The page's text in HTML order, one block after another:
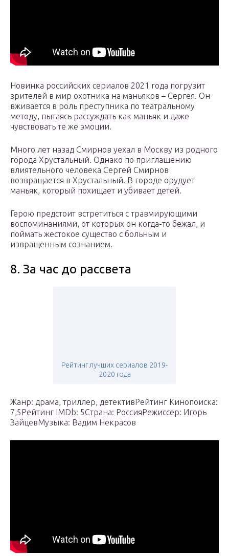
Новинка российских сериалов 2021 года погрузит
зрителей в мир охотника на маньяков – Сергея. Он
вживается в роль преступника по театральному
методу, пытаясь рассуждать как маньяк и даже
чувствовать те же эмоции.
Много лет назад Смирнов уехал в Москву из родного
города Хрустальный. Однако по приглашению
влиятельного человека Сергей Смирнов
возвращается в Хрустальный. В городе орудует
маньяк, который похищает и убивает детей.
Герою предстоит встретиться с травмирующими
воспоминаниями, от которых он когда-то бежал, и
поймать жестокое существо с больным и
извращенным сознанием.
8. За час до рассвета
Рейтинг лучших сериалов 2019-
2020 года
Жанр: драма, триллер, детективРейтинг Кинопоиска:
7,5Рейтинг IMDb: 5Страна: РоссияРежиссер: Игорь
ЗайцевМузыка: Вадим Некрасов